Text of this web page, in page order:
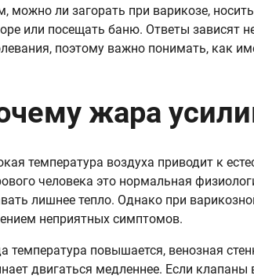
можно ли загорать при варикозе,
или посещать баню. Ответы зависят
поэтому важно понимать, как
жара
температура воздуха приводит к
человека это нормальная
лишнее тепло. Однако при
неприятных симптомов.
температура повышается, венозная
двигаться медленнее. Если